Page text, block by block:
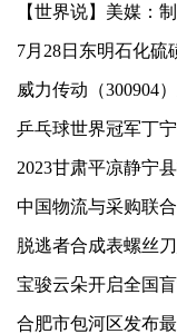
【世界说】美媒：
7月28日东明石化硫
威力传动（300904
乒乓球世界冠军丁
2023甘肃平凉静宁
脱逃者合成表螺丝
宝骏云朵开启全国
合肥市包河区发布